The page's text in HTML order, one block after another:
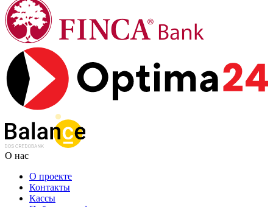
О нас
О проекте
Контакты
Кассы